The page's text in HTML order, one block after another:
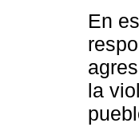
En
la